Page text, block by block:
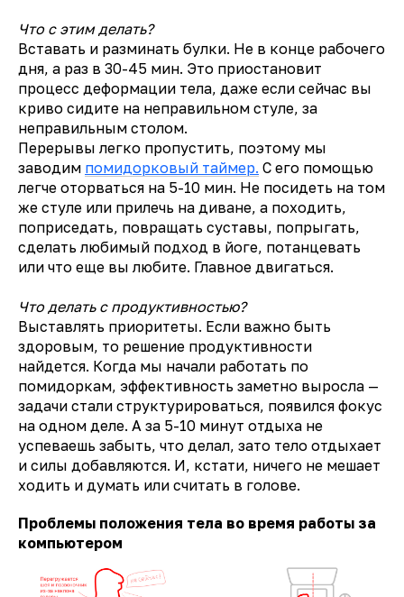
Что с этим делать?
Вставать и разминать булки. Не в конце рабочего
дня, а раз в 30-45 мин. Это приостановит
процесс деформации тела, даже если сейчас вы
криво сидите на неправильном стуле, за
неправильным столом.
Перерывы легко пропустить, поэтому мы
заводим помидорковый таймер. С его помощью
легче оторваться на 5-10 мин. Не посидеть на том
же стуле или прилечь на диване, а походить,
поприседать, повращать суставы, попрыгать,
сделать любимый подход в йоге, потанцевать
или что еще вы любите. Главное двигаться.
Что делать с продуктивностью?
Выставлять приоритеты. Если важно быть
здоровым, то решение продуктивности
найдется. Когда мы начали работать по
помидоркам, эффективность заметно выросла —
задачи стали структурироваться, появился фокус
на одном деле. А за 5-10 минут отдыха не
успеваешь забыть, что делал, зато тело отдыхает
и силы добавляются. И, кстати, ничего не мешает
ходить и думать или считать в голове.
Проблемы положения тела во время работы за
компьютером